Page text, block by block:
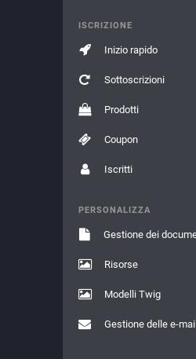
ISCRIZIONE
Inizio rapido
Sottoscrizioni
Prodotti
Coupon
Iscritti
PERSONALIZZA
Risorse
Modelli Twig
Gestione delle e-mail